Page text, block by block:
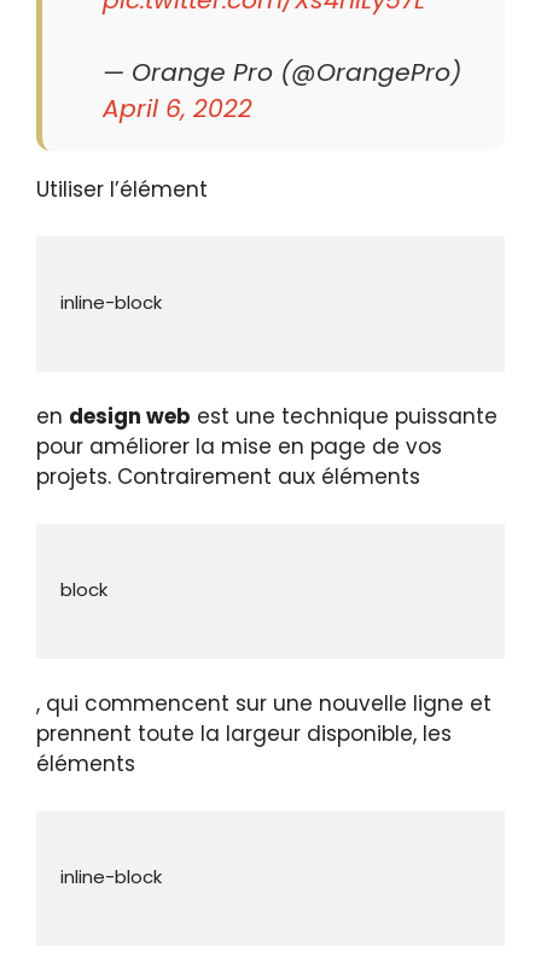
— Orange Pro (@OrangePro)
April 6, 2022
Utiliser l’élément
en design web est une technique puissante
pour améliorer la mise en page de vos
projets. Contrairement aux éléments
, qui commencent sur une nouvelle ligne et
prennent toute la largeur disponible, les
éléments